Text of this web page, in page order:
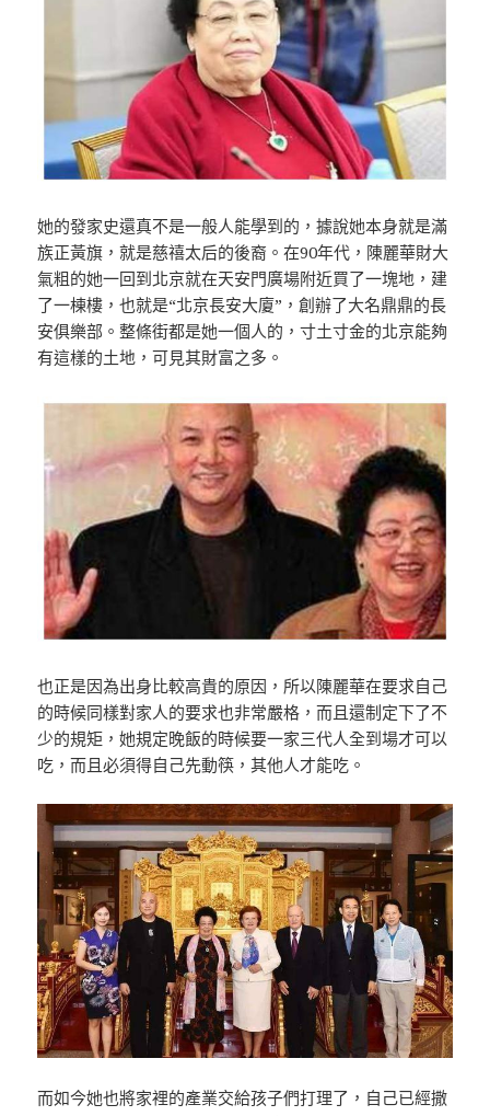
她的發家史還真不是一般人能學到的，據說她本身就是滿
族正黃旗，就是慈禧太后的後裔。在90年代，陳麗華財大
氣粗的她一回到北京就在天安門廣場附近買了一塊地，建
了一棟樓，也就是“北京長安大廈”，創辦了大名鼎鼎的長
安俱樂部。整條街都是她一個人的，寸土寸金的北京能夠
有這樣的土地，可見其財富之多。
也正是因為出身比較高貴的原因，所以陳麗華在要求自己
的時候同樣對家人的要求也非常嚴格，而且還制定下了不
少的規矩，她規定晚飯的時候要一家三代人全到場才可以
吃，而且必須得自己先動筷，其他人才能吃。
而如今她也將家裡的產業交給孩子們打理了，自己已經撒